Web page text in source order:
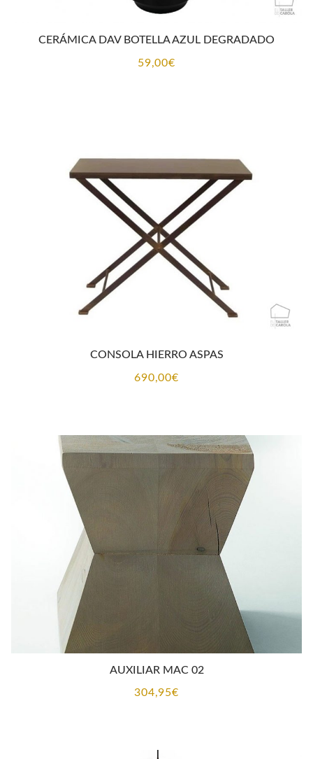
CERÁMICA DAV BOTELLA AZUL DEGRADADO
59,00€
CONSOLA HIERRO ASPAS
690,00€
AUXILIAR MAC 02
304,95€